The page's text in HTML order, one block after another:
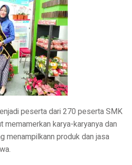
peserta dari 270 peserta SMK
memamerkan karya-karyanya dan
menampilkann produk dan jasa